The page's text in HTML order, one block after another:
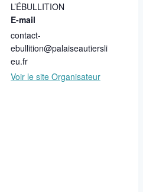
L’ÉBULLITION
E-mail
contact-
ebullition@palaiseautiersli
eu.fr
Voir le site Organisateur